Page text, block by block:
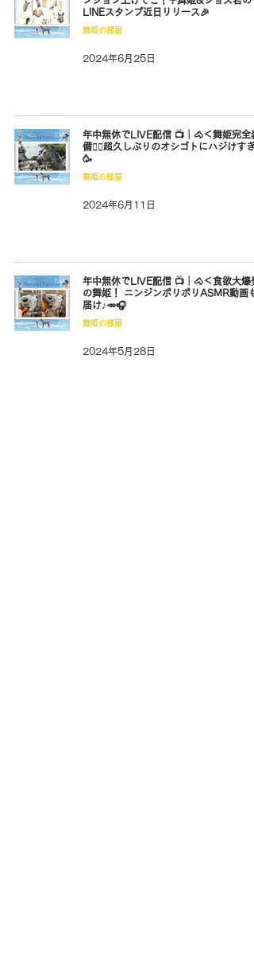
LINEスタンプ近日リリース🎉
舞姫の部屋
2024年6月25日
年中無休でLIVE配信 📺｜🐴＜舞姫完全
備❤️‍🔥超久しぶりのオシゴトにハジけすぎ
🥳
舞姫の部屋
2024年6月11日
年中無休でLIVE配信 📺｜🐴＜食欲大爆
の舞姫！ ニンジンポリポリASMR動画
届け♪🥕🎧
舞姫の部屋
2024年5月28日